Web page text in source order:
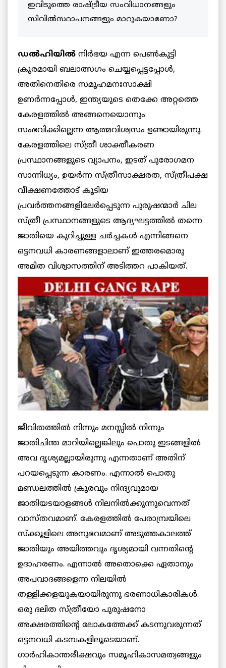
ഇവിടുത്തെ രാഷ്ട്രീയ സംവിധാനങ്ങളും
സിവില്‍സ്ഥാപനങ്ങളും മാറുകയാണോ?
ഡല്‍ഹിയില്‍ നിര്‍ഭയ എന്ന പെണ്‍കുട്ടി
ക്രൂരമായി ബലാത്സഗം ചെയ്യപ്പെട്ടപ്പോള്‍,
അതിനെതിരെ സമൂഹമനഃസാക്ഷി
ഉണര്‍ന്നപ്പോള്‍, ഇന്ത്യയുടെ തെക്കേ അറ്റത്തെ
കേരളത്തില്‍ അങ്ങനെയൊന്നും
സംഭവിക്കില്ലെന്ന ആത്മവിശ്വസം ഉണ്ടായിരുന്നു.
കേരളത്തിലെ സ്ത്രീ ശാക്തീകരണ
പ്രസ്ഥാനങ്ങളുടെ വ്യാപനം, ഇടത് പുരോഗമന
സാന്നിധ്യം, ഉയര്‍ന്ന സ്ത്രീസാക്ഷരത, സ്ത്രീപക്ഷ
വീക്ഷണത്തോട് കൂടിയ
പ്രവര്‍ത്തനങ്ങളിലേര്‍പ്പെടുന്ന പുരുഷന്മാര്‍ ചില
സ്ത്രീ പ്രസ്ഥാനങ്ങളുടെ ആദ്യഘട്ടത്തില്‍ തന്നെ
ജാതിയെ കുറിച്ചുള്ള ചര്‍ച്ചകള്‍ എന്നിങ്ങനെ
ഒട്ടനവധി കാരണങ്ങളാലാണ് ഇത്തരമൊരു
അമിത വിശ്വാസത്തിന് അടിത്തറ പാകിയത്.
ജീവിതത്തില്‍ നിന്നും മനസ്സില്‍ നിന്നും
ജാതിചിന്ത മാറിയില്ലെങ്കിലും പൊതു ഇടങ്ങളില്‍
അവ ദൃശ്യമല്ലായിരുന്നു എന്നതാണ് അതിന്
പറയപ്പെടുന്ന കാരണം. എന്നാല്‍ പൊതു
മണ്ഡലത്തില്‍ ക്രൂരവും നിന്ദ്യവുമായ
ജാതിയടയാളങ്ങള്‍ നിലനില്‍ക്കുന്നുവെന്നത്
വാസ്തവമാണ്. കേരളത്തില്‍ പേരാമ്പ്രയിലെ
സ്‌ക്കൂളിലെ അനുഭവമാണ് അടുത്തകാലത്ത്
ജാതിയും അയിത്തവും ദൃശ്യമായി വന്നതിന്റെ
ഉദാഹരണം. എന്നാല്‍ അതൊക്കെ ഏതാനും
അപവാദങ്ങളെന്ന നിലയില്‍
തള്ളിക്കളയുകയായിരുന്നു ഭരണാധികാരികള്‍.
ഒരു ദലിത സ്ത്രീയോ പുരുഷനോ
അക്ഷരത്തിന്റെ ലോകത്തേക്ക് കടന്നുവരുന്നത്
ഒട്ടനവധി കടമ്പകളിലൂടെയാണ്.
ഗാര്‍ഹികാന്തരീക്ഷവും സമൂഹികാസമത്വങ്ങളും